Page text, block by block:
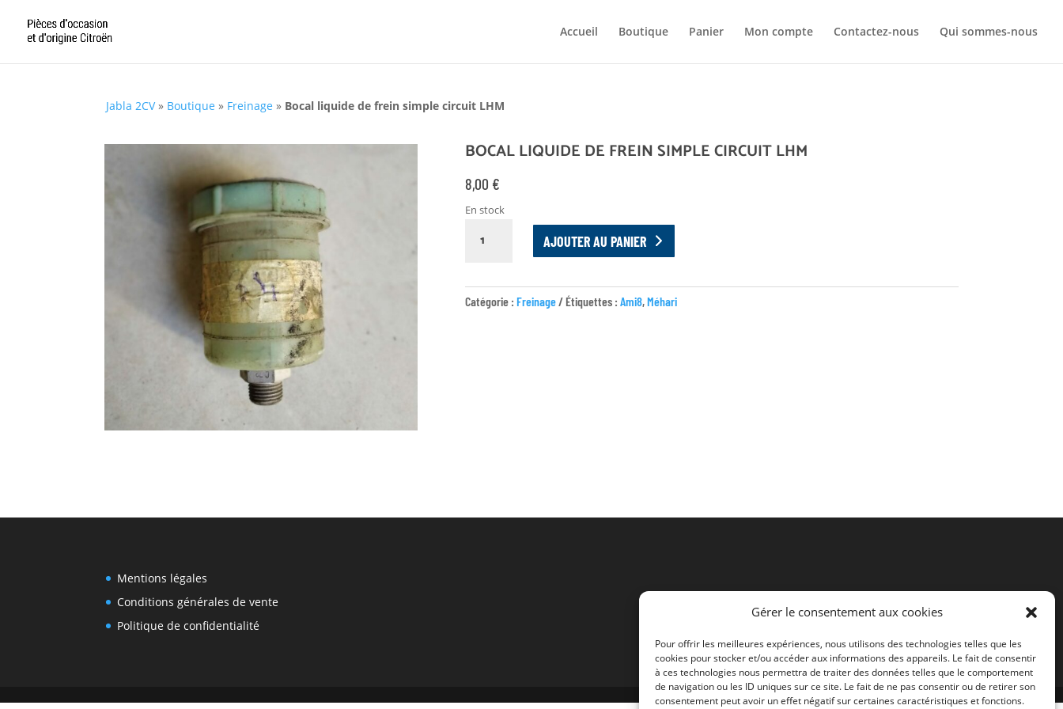
Gérer le consentement aux cookies
Pour offrir les meilleures expériences, nous utilisons des technologies telles que les
cookies pour stocker et/ou accéder aux informations des appareils. Le fait de consentir
à ces technologies nous permettra de traiter des données telles que le comportement
de navigation ou les ID uniques sur ce site. Le fait de ne pas consentir ou de retirer son
consentement peut avoir un effet négatif sur certaines caractéristiques et fonctions.
Accueil Boutique Panier Mon compte Contactez-nous Qui sommes-nous
Jabla 2CV» Boutique » Freinage » Bocal liquide de frein simple circuit LHM
BOCAL LIQUIDE DE FREIN SIMPLE CIRCUIT LHM
8,00 €
En stock
DE
AJOUTER AU PANIER
Catégorie : Freinage Étiquettes : Ami8,Méhari
Mentions légales
Conditions générales de vente
Politique de confidentialité